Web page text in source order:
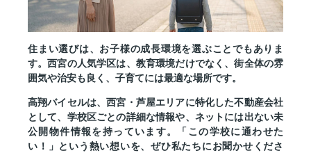
住まい選びは、お子様の成長環境を選ぶことでもありま
す。西宮の人気学区は、教育環境だけでなく、街全体の雰
囲気や治安も良く、子育てには最適な場所です。
高翔バイセルは、西宮・芦屋エリアに特化した不動産会社
として、学校区ごとの詳細な情報や、ネットには出ない未
公開物件情報を持っています。「この学校に通わせた
い！」という熱い想いを、ぜひ私たちにお聞かせくださ